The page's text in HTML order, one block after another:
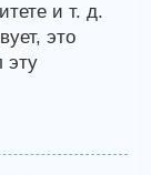
и т. д.
это
эту